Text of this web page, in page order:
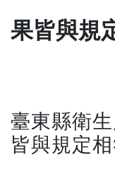
果皆與規
臺東縣衛
皆與規定